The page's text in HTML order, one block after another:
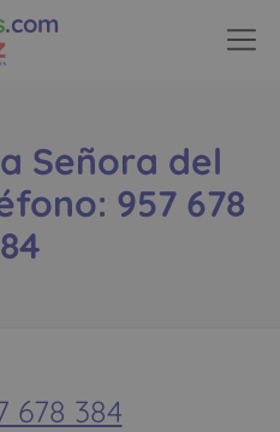
.com
Señora del
957 678
678 384